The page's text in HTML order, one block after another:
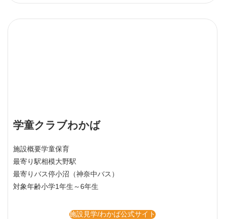
学童クラブわかば
施設概要学童保育
最寄り駅相模大野駅
最寄りバス停小沼（神奈中バス）
対象年齢小学1年生～6年生
施設見学/わかば公式サイト